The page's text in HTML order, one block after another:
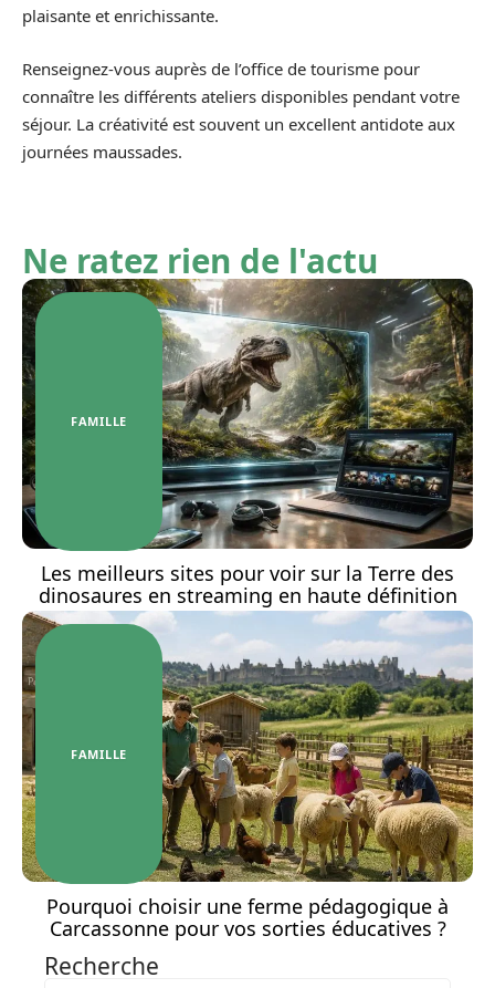
plaisante et enrichissante.
Renseignez-vous auprès de l’office de tourisme pour
connaître les différents ateliers disponibles pendant votre
séjour. La créativité est souvent un excellent antidote aux
journées maussades.
Ne ratez rien de l'actu
FAMILLE
Les meilleurs sites pour voir sur la Terre des
dinosaures en streaming en haute définition
FAMILLE
Pourquoi choisir une ferme pédagogique à
Carcassonne pour vos sorties éducatives ?
Recherche